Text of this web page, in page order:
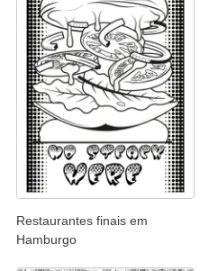
Restaurantes finais em
Hamburgo